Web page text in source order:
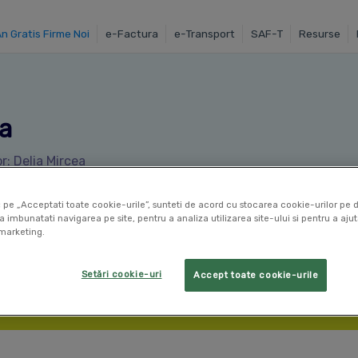
Gratis Firme Noi e-Factura e-Transport SAF-T Resurse
Delia Mircea
SmartBill gratuit timp de 12 luni, daca esti la
pe „Acceptati toate cookie-urile”, sunteti de acord cu stocarea cookie-urilor pe
imbunatati navigarea pe site, pentru a analiza utilizarea site-ului si pentru a
Accept toate cookie-urile
Setări cookie-uri